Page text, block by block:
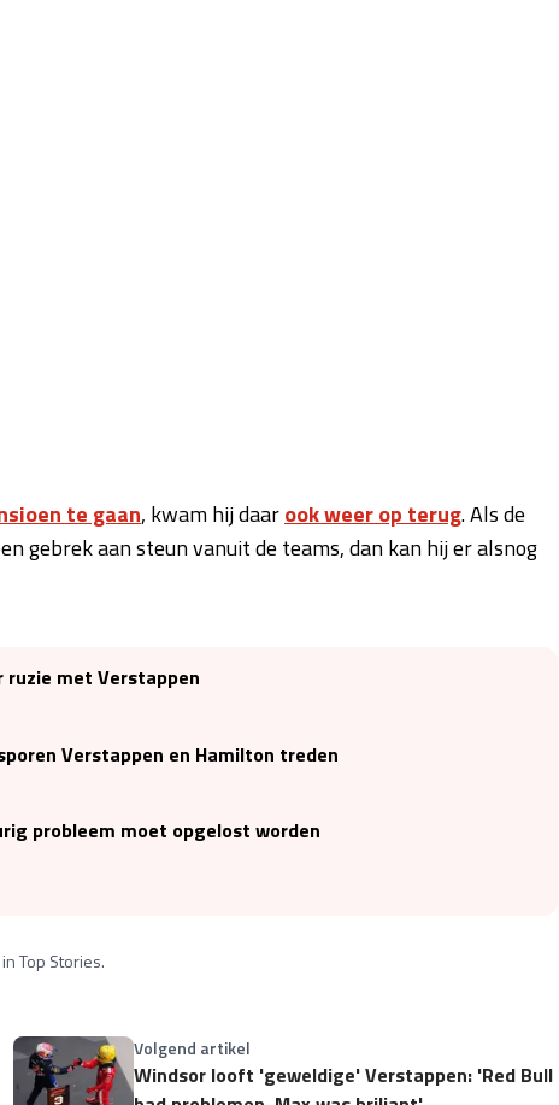
te gaan, kwam hij daarook weer op terug. Als de
gebrek aan steun vanuit de teams, dan kan hij er alsnog
ruzie met Verstappen
Verstappen en Hamilton treden
probleem moet opgelost worden
Top Stories.
Volgend artikel
Windsor looft 'geweldige' Verstappen: 'Red Bull